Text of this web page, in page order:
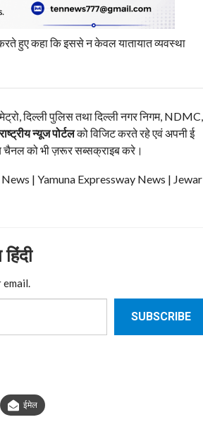
हुए कहा कि इससे न केवल यातायात व्यवस्था
दिल्ली पुलिस तथा दिल्ली नगर निगम, NDMC,
न्यूज पोर्टलको विजिट करते रहे एवं अपनी ई
को भी ज़रूर सब्सक्राइब करे।
| Yamuna Expressway News | Jewar
SUBSCRIBE
ईमेल